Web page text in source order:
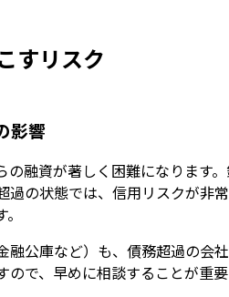
すリスク
影響
の融資が著しく困難になります
過の状態では、信用リスクが非
融公庫など）も、債務超過の会
ので、早めに相談することが重